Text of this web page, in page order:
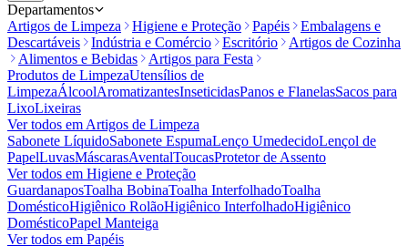
Departamentos
Artigos de Limpeza
Higiene e Proteção Papéis
Embalagens e
Descartáveis
Indústria e Comércio Escritório
Artigos de Cozinha
Alimentos e Bebidas
Artigos para Festa
Produtos de LimpezaUtensílios de
LimpezaÁlcoolAromatizantesInseticidasPanos e FlanelasSacos para
LixoLixeiras
Ver todos em Artigos de Limpeza
Sabonete LíquidoSabonete EspumaLenço UmedecidoLençol de
PapelLuvasMáscarasAventalToucasProtetor de Assento
Ver todos em Higiene e Proteção
GuardanaposToalha BobinaToalha InterfolhadoToalha
DomésticoHigiênico RolãoHigiênico InterfolhadoHigiênico
DomésticoPapel Manteiga
Ver todos em Papéis